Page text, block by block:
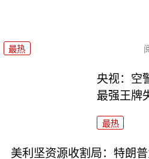
最热
央视：空
最强王牌
最热
美利坚资源收割局：特朗